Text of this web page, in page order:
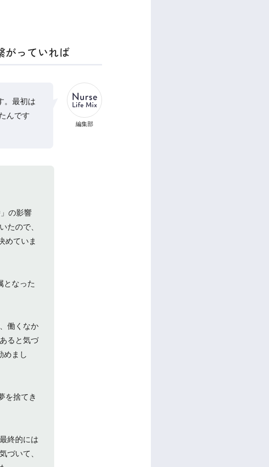
がっていれば
編集部
。最初は
んです
の影響
たので、
めていま
となった
働くなか
ると気づ
めまし
を捨てき
終的には
づいて、